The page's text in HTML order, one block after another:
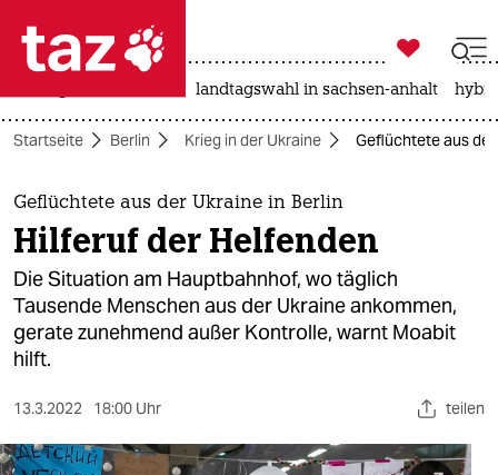
 taz zahl ich
taz zahl ich
themen
politik
öko
gesellschaft
kultur
sport

taz zahl ich
landtagswahl in sachsen-anhalt
Startseite Berlin Krieg in der Ukraine Geflüchtete aus
Geflüchtete aus der Ukraine in Berlin
Hilferuf der Helfenden
Die Situation am Hauptbahnhof, wo täglich
Tausende Menschen aus der Ukraine ankommen,
gerate zunehmend außer Kontrolle, warnt Moabit
hilft.
13.3.2022 18:00 Uhr teilen